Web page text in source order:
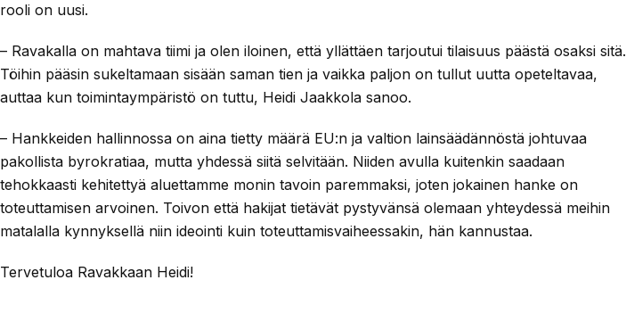
rooli on uusi.
– Ravakalla on mahtava tiimi ja olen iloinen, että yllättäen tarjoutui tilaisuus päästä osaksi sitä.
Töihin pääsin sukeltamaan sisään saman tien ja vaikka paljon on tullut uutta opeteltavaa,
auttaa kun toimintaympäristö on tuttu, Heidi Jaakkola sanoo.
– Hankkeiden hallinnossa on aina tietty määrä EU:n ja valtion lainsäädännöstä johtuvaa
pakollista byrokratiaa, mutta yhdessä siitä selvitään. Niiden avulla kuitenkin saadaan
tehokkaasti kehitettyä aluettamme monin tavoin paremmaksi, joten jokainen hanke on
toteuttamisen arvoinen. Toivon että hakijat tietävät pystyvänsä olemaan yhteydessä meihin
matalalla kynnyksellä niin ideointi kuin toteuttamisvaiheessakin, hän kannustaa.
Tervetuloa Ravakkaan Heidi!